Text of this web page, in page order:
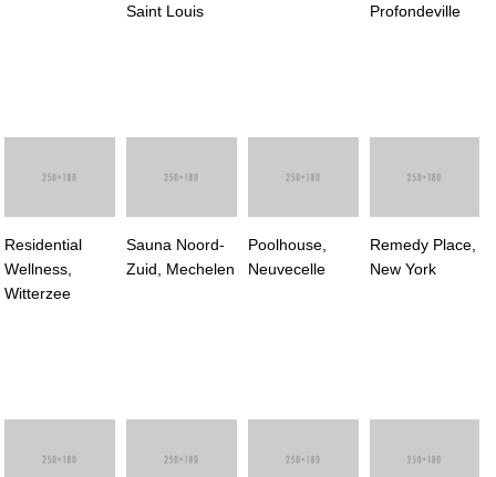
Saint Louis
Profondeville
Residential
Wellness,
Witterzee
Sauna Noord-
Zuid, Mechelen
Poolhouse,
Neuvecelle
Remedy Place,
New York